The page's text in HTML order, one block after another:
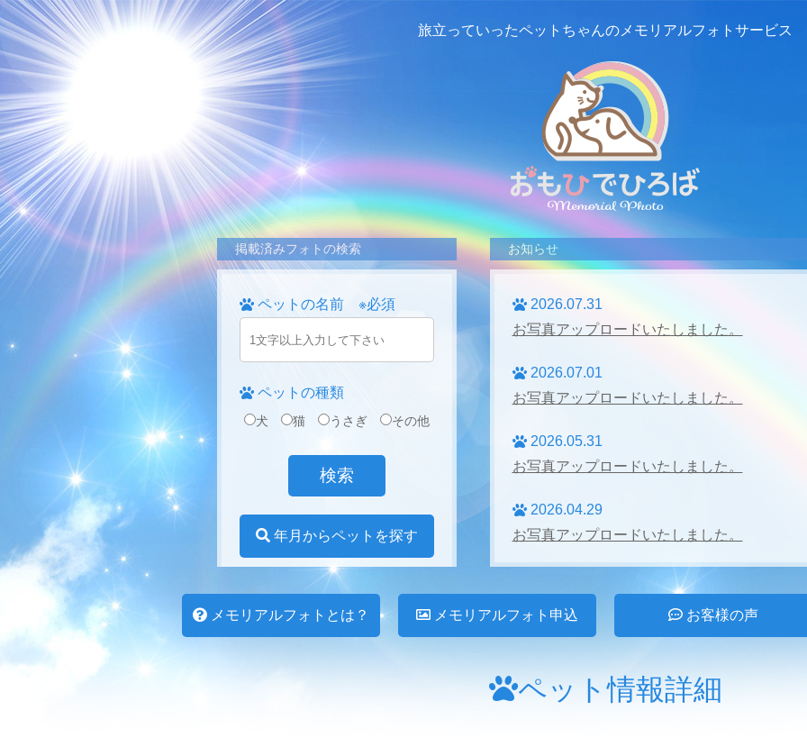
旅立っていったペットちゃんの メモリアルフォトサービス
掲載済みフォトの検索
ペットの名前 ※必須
ペットの種類
犬 猫 うさぎ その他
年月からペットを探す
お知らせ
2026.07.31
お写真アップロードいたしました。
2026.07.01
お写真アップロードいたしました。
2026.05.31
お写真アップロードいたしました。
2026.04.29
お写真アップロードいたしました。
お写真アップロードいたしました。
メモリアルフォトとは？ メモリアルフォト申込 お客様の声
ペット情報詳細